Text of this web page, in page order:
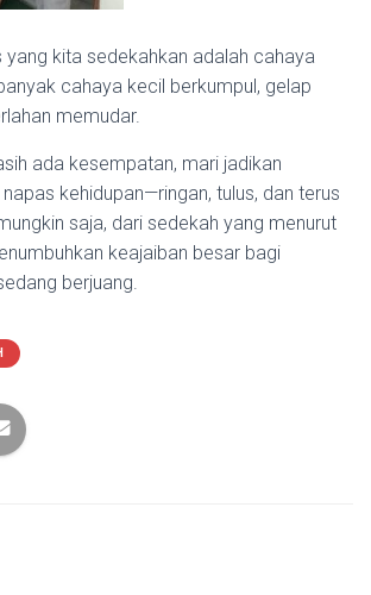
yang kita sedekahkan adalah cahaya
cahaya kecil berkumpul, gelap
memudar.
ada kesempatan, mari jadikan
kehidupan—ringan, tulus, dan terus
saja, dari sedekah yang menurut
keajaiban besar bagi
berjuang.